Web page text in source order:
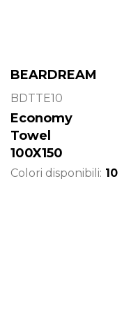
BEARDREAM
BDTTE10
Economy
Towel
100X150
Colori disponibili: 10